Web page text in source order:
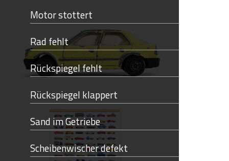
Motor stottert
Rad fehlt
Rückspiegel fehlt
Rückspiegel klappert
Sand im Getriebe
Scheibenwischer defekt